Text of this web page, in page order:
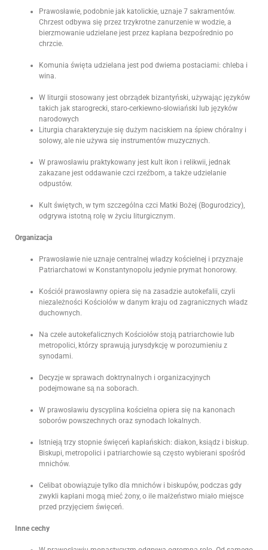
Prawosławie, podobnie jak katolickie, uznaje 7 sakramentów.
Chrzest odbywa się przez trzykrotne zanurzenie w wodzie, a
bierzmowanie udzielane jest przez kapłana bezpośrednio po
chrzcie.
Komunia święta udzielana jest pod dwiema postaciami: chleba i
wina.
W liturgii stosowany jest obrządek bizantyński, używając języków
takich jak starogrecki, staro-cerkiewno-słowiański lub języków
narodowych
Liturgia charakteryzuje się dużym naciskiem na śpiew chóralny i
solowy, ale nie używa się instrumentów muzycznych.
W prawosławiu praktykowany jest kult ikon i relikwii, jednak
zakazane jest oddawanie czci rzeźbom, a także udzielanie
odpustów.
Kult świętych, w tym szczególna czci Matki Bożej (Bogurodzicy),
odgrywa istotną rolę w życiu liturgicznym.
Organizacja
Prawosławie nie uznaje centralnej władzy kościelnej i przyznaje
Patriarchatowi w Konstantynopolu jedynie prymat honorowy.
Kościół prawosławny opiera się na zasadzie autokefalii, czyli
niezależności Kościołów w danym kraju od zagranicznych władz
duchownych.
Na czele autokefalicznych Kościołów stoją patriarchowie lub
metropolici, którzy sprawują jurysdykcję w porozumieniu z
synodami.
Decyzje w sprawach doktrynalnych i organizacyjnych
podejmowane są na soborach.
W prawosławiu dyscyplina kościelna opiera się na kanonach
soborów powszechnych oraz synodach lokalnych.
Istnieją trzy stopnie święceń kapłańskich: diakon, ksiądz i biskup.
Biskupi, metropolici i patriarchowie są często wybierani spośród
mnichów.
Celibat obowiązuje tylko dla mnichów i biskupów, podczas gdy
zwykli kapłani mogą mieć żony, o ile małżeństwo miało miejsce
przed przyjęciem święceń.
Inne cechy